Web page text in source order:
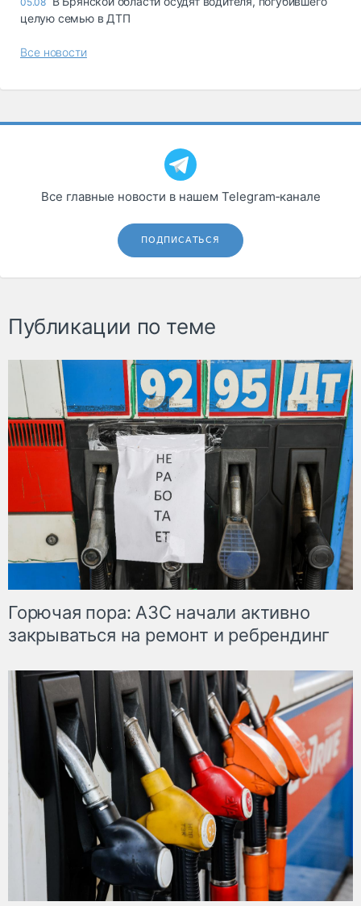
целую семью в ДТП
Все новости
Все главные новости в нашем Telegram‑канале
ПОДПИСАТЬСЯ
Публикации по теме
Горючая пора: АЗС начали активно
закрываться на ремонт и ребрендинг